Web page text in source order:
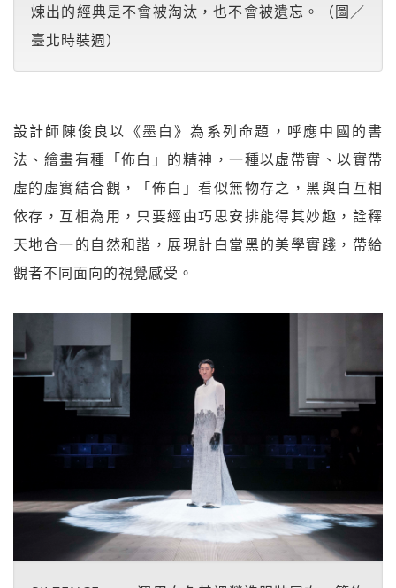
煉出的經典是不會被淘汰，也不會被遺忘。（圖／
臺北時裝週）
設計師陳俊良以《墨白》為系列命題，呼應中國的書
法、繪畫有種「佈白」的精神，一種以虛帶實、以實帶
虛的虛實結合觀，「佈白」看似無物存之，黑與白互相
依存，互相為用，只要經由巧思安排能得其妙趣，詮釋
天地合一的自然和諧，展現計白當黑的美學實踐，帶給
觀者不同面向的視覺感受。